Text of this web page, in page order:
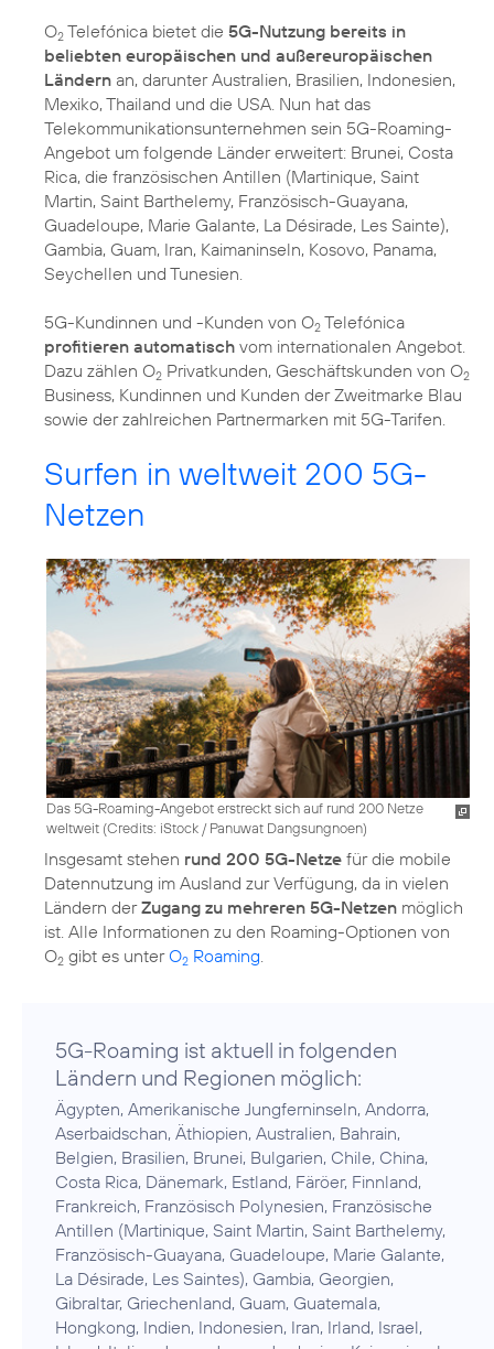
O2 Telefónica bietet die 5G-Nutzung bereits in
beliebten europäischen und außereuropäischen
Ländern an, darunter Australien, Brasilien, Indonesien,
Mexiko, Thailand und die USA. Nun hat das
Telekommunikations­unternehmen sein 5G-Roaming-
Angebot um folgende Länder erweitert: Brunei, Costa
Rica, die französischen Antillen (Martinique, Saint
Martin, Saint Barthelemy, Französisch-Guayana,
Guadeloupe, Marie Galante, La Désirade, Les Sainte),
Gambia, Guam, Iran, Kaimaninseln, Kosovo, Panama,
Seychellen und Tunesien.
5G-Kundinnen und -Kunden von O2 Telefónica
profitieren automatisch vom internationalen Angebot.
Dazu zählen O2 Privatkunden, Geschäftskunden von O2
Business, Kundinnen und Kunden der Zweitmarke Blau
sowie der zahlreichen Partnermarken mit 5G-Tarifen.
Surfen in weltweit 200 5G-
Netzen
Das 5G-Roaming-Angebot erstreckt sich auf rund 200 Netze
weltweit (Credits: iStock / Panuwat Dangsungnoen)
Insgesamt stehen rund 200 5G-Netze für die mobile
Datennutzung im Ausland zur Verfügung, da in vielen
Ländern derZugang zu mehreren 5G-Netzen möglich
ist. Alle Informationen zu den Roaming-Optionen von
O2 gibt es unterO2 Roaming
5G-Roaming ist aktuell in folgenden
Ländern und Regionen möglich:
Ägypten, Amerikanische Jungferninseln, Andorra,
Aserbaidschan, Äthiopien, Australien, Bahrain,
Belgien, Brasilien, Brunei, Bulgarien, Chile, China,
Costa Rica, Dänemark, Estland, Färöer, Finnland,
Frankreich, Französisch Polynesien, Französische
Antillen (Martinique, Saint Martin, Saint Barthelemy,
Französisch-Guayana, Guadeloupe, Marie Galante,
La Désirade, Les Saintes), Gambia, Georgien,
Gibraltar, Griechenland, Guam, Guatemala,
Hongkong, Indien, Indonesien, Iran, Irland, Israel,